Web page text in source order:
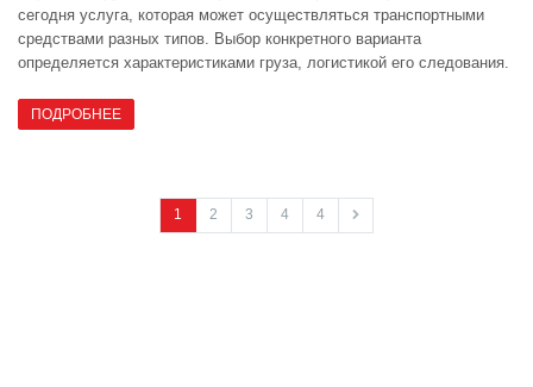
сегодня услуга, которая может осуществляться транспортными
средствами разных типов. Выбор конкретного варианта
определяется характеристиками груза, логистикой его следования.
ПОДРОБНЕЕ
1 2 3 4 4